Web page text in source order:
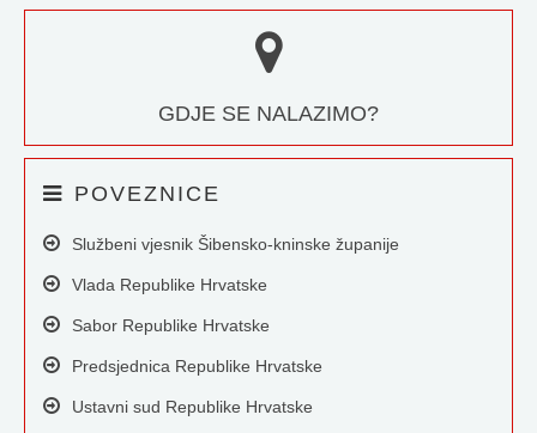
GDJE SE NALAZIMO?
POVEZNICE
Službeni vjesnik Šibensko-kninske županije
Vlada Republike Hrvatske
Sabor Republike Hrvatske
Predsjednica Republike Hrvatske
Ustavni sud Republike Hrvatske